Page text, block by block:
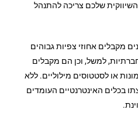
שלכם צריכה להתנהל
מקבלים אחוזי צפיות גבוהים
למשל, וכן הם מקבלים
או לסטטוסים מילוליים. ללא
בכלים האינטרנטיים העומדים